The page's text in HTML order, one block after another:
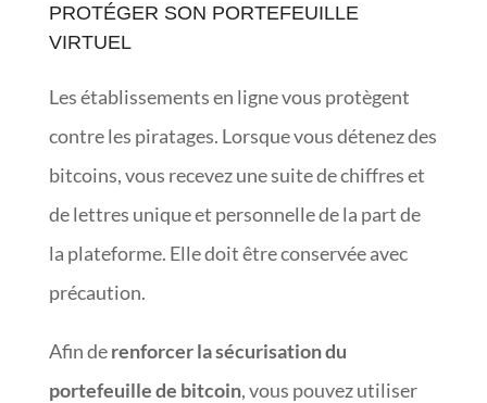
PROTÉGER SON PORTEFEUILLE
VIRTUEL
Les établissements en ligne vous protègent
contre les piratages. Lorsque vous détenez des
bitcoins, vous recevez une suite de chiffres et
de lettres unique et personnelle de la part de
la plateforme. Elle doit être conservée avec
précaution.
Afin derenforcer la sécurisation du
portefeuille de bitcoin, vous pouvez utiliser